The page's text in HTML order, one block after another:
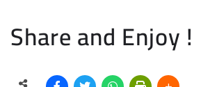
Share and Enjoy !